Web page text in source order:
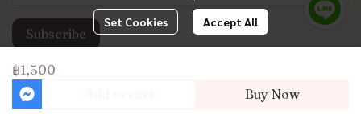
฿1,500
Buy Now
Set Cookies Accept All
Subscribe
Copyright 2023 | All Rights Reserved | Powered by MWE